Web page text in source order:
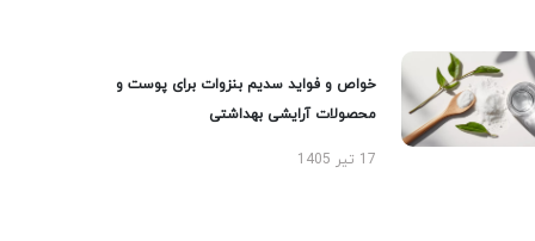
خواص و فواید سدیم بنزوات برای پوست و
محصولات آرایشی بهداشتی
17 تیر 1405